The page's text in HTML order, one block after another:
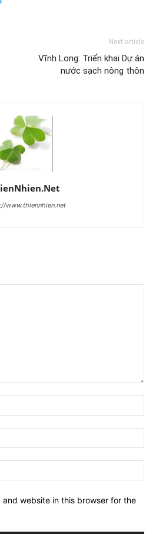
Next article
Vĩnh Long: Triển khai Dự án
nước sạch nông thôn
www.thiennhien.net
and website in this browser for the